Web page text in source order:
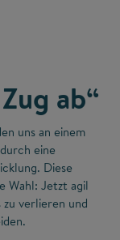
ab“
uns an einem
eine
Diese
Wahl: Jetzt agil
verlieren und